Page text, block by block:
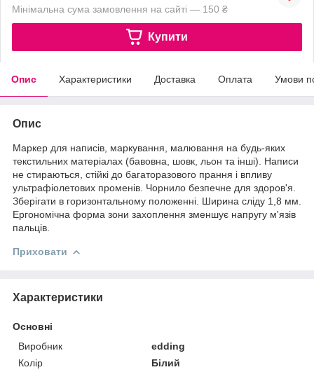
Мінімальна сума замовлення на сайті — 150 ₴
Купити
Опис Характеристики Доставка Оплата Умови
Опис
Маркер для написів, маркування, малювання на будь-яких
текстильних матеріалах (бавовна, шовк, льон та інші). Написи
не стираються, стійкі до багаторазового прання і впливу
ультрафіолетових променів. Чорнило безпечне для здоров'я.
Зберігати в горизонтальному положенні. Ширина сліду 1,8 мм.
Ергономічна форма зони захоплення зменшує напругу м'язів
пальців.
Приховати
Характеристики
Основні
Виробник
edding
Колір
Білий